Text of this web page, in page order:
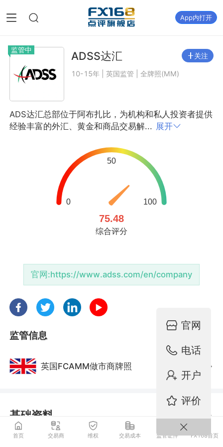
App内打开
监管中 ADSS达汇 关注
10-15年 | 英国监管 | 全牌照(MM)
ADS达汇总部位于阿布扎比，为机构和私人投资者提供
经验丰富的外汇、黄金和商品交易解... 展开
官网:https://www.adss.com/en/company
监管信息
英国FCAMM做市商牌照
基础资料
电话: +971 2 657 2414
官网
电话
开户
评价
首页 交易商 维权 交易成本 监管证件 FX168首页